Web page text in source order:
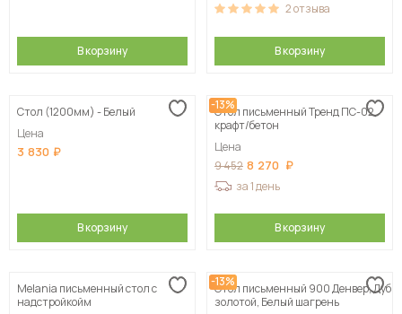
В корзину
2отзыва
В корзину
Стол (1200мм) - Белый
Цена
3 830
В корзину
-13%
Стол письменный Тренд ПС-02,
крафт/бетон
Цена
9 452 8 270
за 1 день
В корзину
Melania письменный стол с
надстройкойм
-13%
Стол письменный 900 Денвер, Дуб
золотой, Белый шагрень